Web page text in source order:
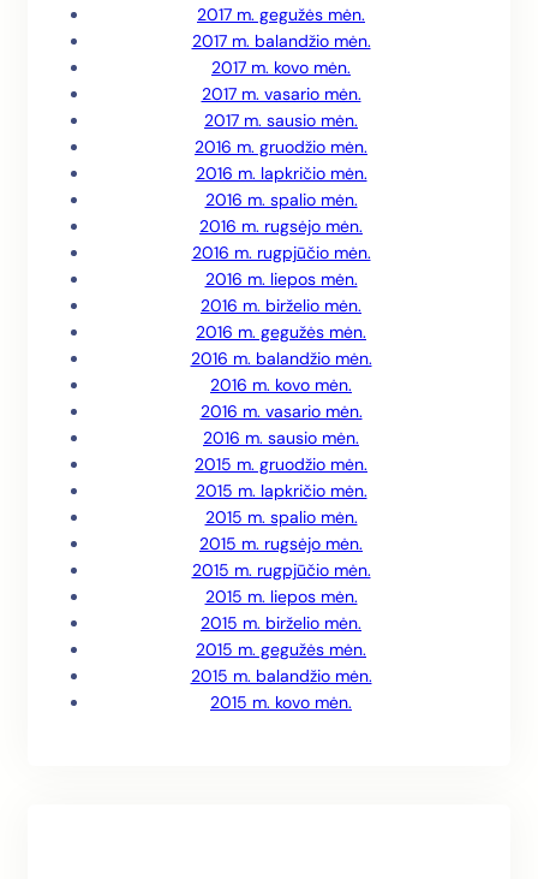
2017 m. gegužės mėn.
2017 m. balandžio mėn.
2017 m. kovo mėn.
2017 m. vasario mėn.
2017 m. sausio mėn.
2016 m. gruodžio mėn.
2016 m. lapkričio mėn.
2016 m. spalio mėn.
2016 m. rugsėjo mėn.
2016 m. rugpjūčio mėn.
2016 m. liepos mėn.
2016 m. birželio mėn.
2016 m. gegužės mėn.
2016 m. balandžio mėn.
2016 m. kovo mėn.
2016 m. vasario mėn.
2016 m. sausio mėn.
2015 m. gruodžio mėn.
2015 m. lapkričio mėn.
2015 m. spalio mėn.
2015 m. rugsėjo mėn.
2015 m. rugpjūčio mėn.
2015 m. liepos mėn.
2015 m. birželio mėn.
2015 m. gegužės mėn.
2015 m. balandžio mėn.
2015 m. kovo mėn.